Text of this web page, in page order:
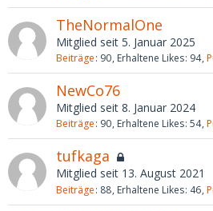
TheNormalOne
Mitglied seit 5. Januar 2025
Beiträge 90 Erhaltene Likes 94
NewCo76
Mitglied seit 8. Januar 2024
Beiträge 90 Erhaltene Likes 54
tufkaga
Mitglied seit 13. August 2021
Beiträge 88 Erhaltene Likes 46